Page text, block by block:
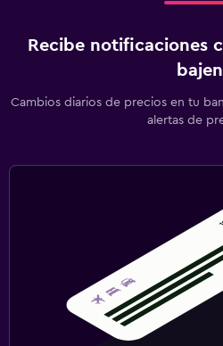
Recibe notificaciones
bajen
Cambios diarios de precios en tu
alertas de